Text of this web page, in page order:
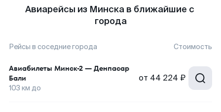
Авиарейсы из Минска в ближайшие с
города
Рейсы в соседние города Стоимость
Авиабилеты Минск-2 — Денпасар
Бали
103 км до
от 44 224 ₽